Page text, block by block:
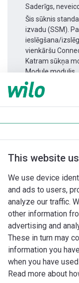
This website
We use device
and ads to users,
analyze our traffic.
other information
advertising and
These in turn may
information you
when you have
Read more about
Saderīgs,
Šis sūknis
izvadu (SSM).
ieslēgšana/
vienkāršu
Katram sūkņa
Module modulis.
Produkta